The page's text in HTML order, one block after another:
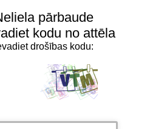
pārbaude
kodu no attēla
drošības kodu: